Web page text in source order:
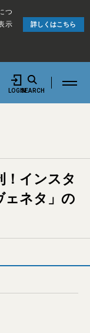
つ
示
詳しくはこちら
LOGINSEARCH
！インスタ
ェネタ」の